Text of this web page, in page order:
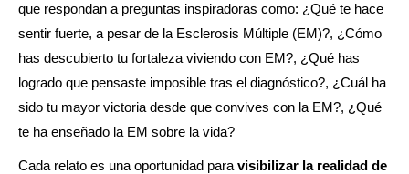
que respondan a preguntas inspiradoras como: ¿Qué te hace
sentir fuerte, a pesar de la Esclerosis Múltiple (EM)?, ¿Cómo
has descubierto tu fortaleza viviendo con EM?, ¿Qué has
logrado que pensaste imposible tras el diagnóstico?, ¿Cuál ha
sido tu mayor victoria desde que convives con la EM?, ¿Qué
te ha enseñado la EM sobre la vida?
Cada relato es una oportunidad para visibilizar la realidad de